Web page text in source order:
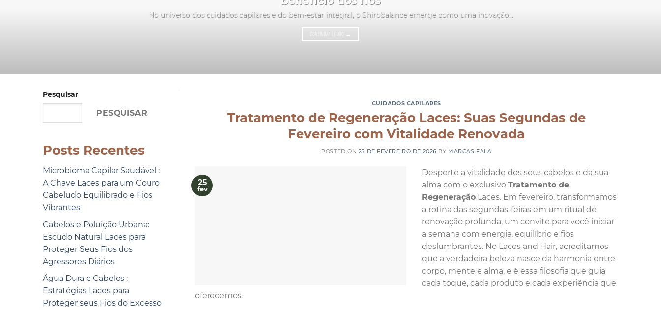
No universo dos cuidados capilares e do bem-estar integral, o Shirobalance emerge como uma inovação...
CONTINUAR LENDO →
Pesquisar
PESQUISAR
Posts Recentes
Microbioma Capilar Saudável :
A Chave Laces para um Couro
Cabeludo Equilibrado e Fios
Vibrantes
Cabelos e Poluição Urbana:
Escudo Natural Laces para
Proteger Seus Fios dos
Agressores Diários
Água Dura e Cabelos :
Estratégias Laces para
Proteger seus Fios do Excesso
CUIDADOS CAPILARES
Tratamento de Regeneração Laces: Suas Segundas de
Fevereiro com Vitalidade Renovada
POSTED ON 25 DE FEVEREIRO DE 2026 BY MARCAS FALA
25
fev
Desperte a vitalidade dos seus cabelos e da sua
alma com o exclusivoTratamento de
Regeneração Laces. Em fevereiro, transformamos
a rotina das segundas-feiras em um ritual de
renovação profunda, um convite para você iniciar
a semana com energia, equilíbrio e fios
deslumbrantes. No Laces and Hair, acreditamos
que a verdadeira beleza nasce da harmonia entre
corpo, mente e alma, e é essa filosofia que guia
cada toque, cada produto e cada experiência que
oferecemos.